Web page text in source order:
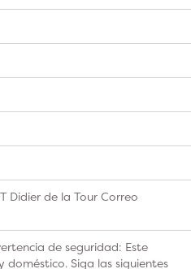
Didier de la Tour Correo
de seguridad: Este
Siga las siguientes